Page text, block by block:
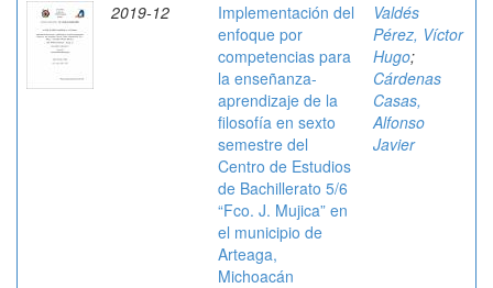
2019-12
Implementación del
enfoque por
competencias para
la enseñanza-
aprendizaje de la
filosofía en sexto
semestre del
Centro de Estudios
de Bachillerato 5/6
“Fco. J. Mujica” en
el municipio de
Arteaga,
Michoacán
Valdés
Pérez, Víctor
Hugo;
Cárdenas
Casas,
Alfonso
Javier